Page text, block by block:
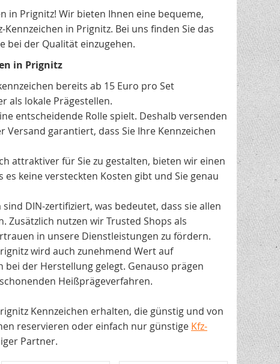
in Prignitz! Wir bieten Ihnen eine bequeme,
in Prignitz. Bei uns finden Sie das
bei der Qualität einzugehen.
in Prignitz
bereits ab 15 Euro pro Set
als lokale Prägestellen.
entscheidende Rolle spielt. Deshalb versenden
garantiert, dass Sie Ihre Kennzeichen
attraktiver für Sie zu gestalten, bieten wir einen
keine versteckten Kosten gibt und Sie genau
sind DIN-zertifiziert, was bedeutet, dass sie allen
nutzen wir Trusted Shops als
in unsere Dienstleistungen zu fördern.
wird auch zunehmend Wert auf
der Herstellung gelegt. Genauso prägen
Heißprägeverfahren.
Kennzeichen erhalten, die günstig und von
reservieren oder einfach nur günstige Kfz-
Partner.